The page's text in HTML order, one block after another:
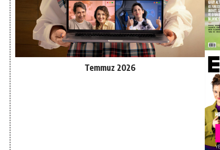
Temmuz 2026